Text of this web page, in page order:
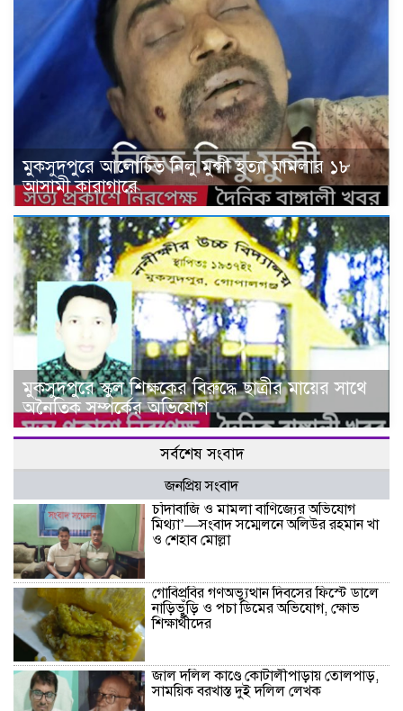
মুকসুদপুরে আলোচিত নিলু মুন্সী হত্যা মামলার ১৮
আসামী কারাগারে
মুকসুদপুরে স্কুল শিক্ষকের বিরুদ্ধে ছাত্রীর মায়ের সাথে
অনৈতিক সম্পর্কের অভিযোগ
সর্বশেষ সংবাদ
জনপ্রিয় সংবাদ
চাঁদাবাজি ও মামলা বাণিজ্যের অভিযোগ
মিথ্যা’—সংবাদ সম্মেলনে অলিউর রহমান খা
ও শেহাব মোল্লা
গোবিপ্রবির গণঅভ্যুত্থান দিবসের ফিস্টে ডালে
নাড়িভুঁড়ি ও পচা ডিমের অভিযোগ, ক্ষোভ
শিক্ষার্থীদের
জাল দলিল কাণ্ডে কোটালীপাড়ায় তোলপাড়,
সাময়িক বরখাস্ত দুই দলিল লেখক